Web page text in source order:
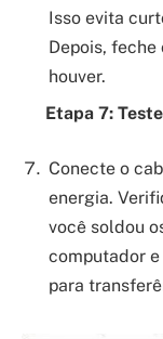
Isso evita
Depois,
houver.
Etapa 7:
Conecte o
energia.
você soldou
computador
para